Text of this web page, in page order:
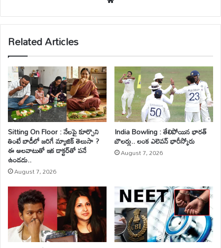
bsi
te
Related Articles
Sitting On Floor : నేలపై కూర్చొని
తింటే బాడీలో జరిగే మ్యాజిక్ తెలుసా ?
ఈ అలవాటుతో ఇక డాక్టర్‌తో పనే
ఉండదు..
August 7, 2026
India Bowling : తేలిపోయిన భారత్
బౌలర్లు.. లంక ఎలెవన్ భారీస్కోరు
August 7, 2026